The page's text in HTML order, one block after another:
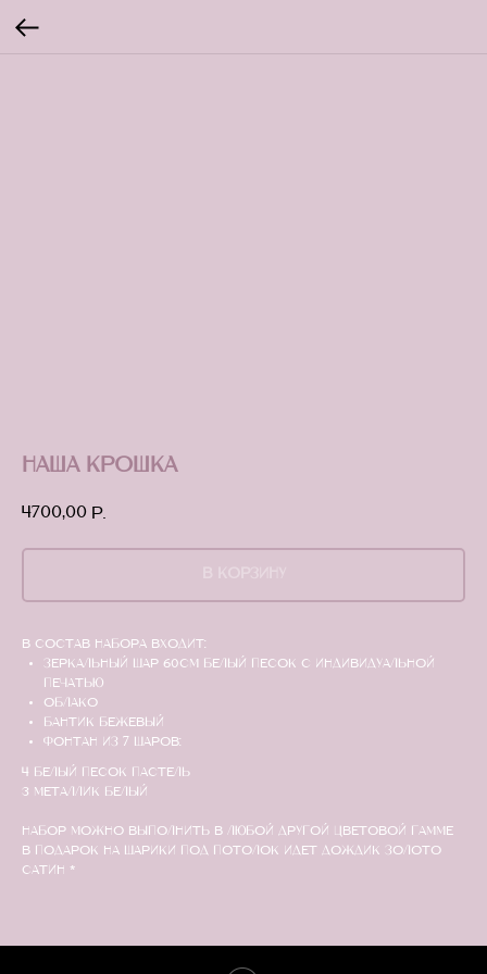
Наша крошка
4700,00 р.
В состав набора входит:
Зеркальный шар 60см белый песок с индивидуальной
печатью
Облако
Бантик бежевый
Фонтан из 7 шаров:
4 белый песок пастель
3 металлик белый
НАБОР МОЖНО ВЫПОЛНИТЬ В ЛЮБОЙ ДРУГОЙ ЦВЕТОВОЙ ГАММЕ
В подарок на шарики под потолок идет дождик золото
сатин *